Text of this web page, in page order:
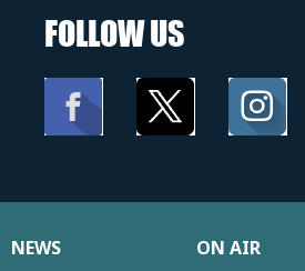
FOLLOW US
NEWS ON AIR